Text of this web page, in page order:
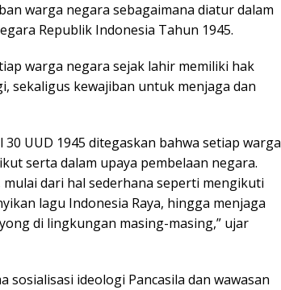
warga negara sebagaimana diatur dalam
Republik Indonesia Tahun 1945.
warga negara sejak lahir memiliki hak
sekaligus kewajiban untuk menjaga dan
30 UUD 1945 ditegaskan bahwa setiap warga
serta dalam upaya pembelaan negara.
dari hal sederhana seperti mengikuti
lagu Indonesia Raya, hingga menjaga
di lingkungan masing-masing,” ujar
sosialisasi ideologi Pancasila dan wawasan